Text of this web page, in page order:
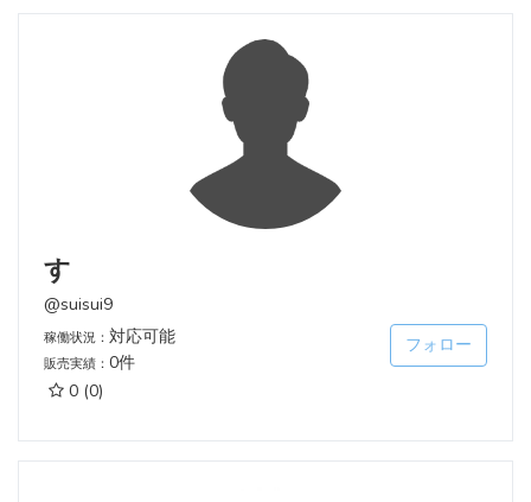
す
@suisui9
稼働状況： 対応可能
販売実績： 0件
0 (0)
フォロー